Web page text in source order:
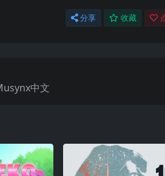
分享 收藏
中文